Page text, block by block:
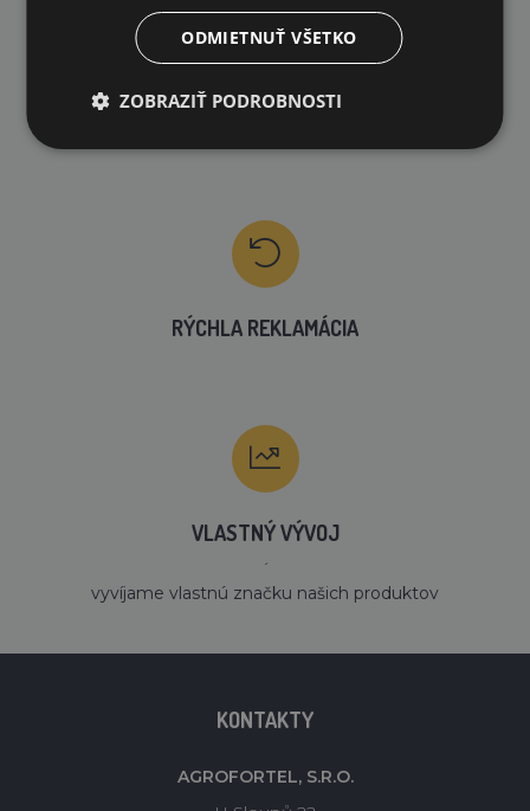
RÝCHLA REKLAMÁCIA
VLASTNÝ VÝVOJ
´
vyvíjame vlastnú značku našich produktov
KONTAKTY
AGROFORTEL, S.R.O.
ODMIETNUŤ VŠETKO
ZOBRAZIŤ PODROBNOSTI